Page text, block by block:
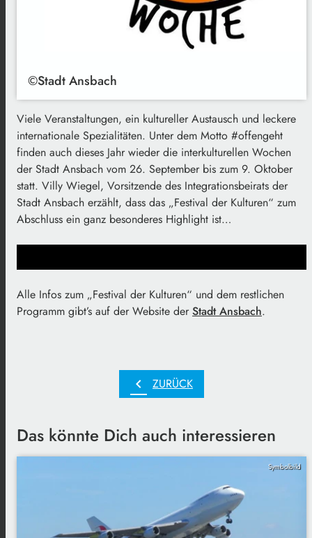
©Stadt Ansbach
Viele Veranstaltungen, ein kultureller Austausch und leckere
internationale Spezialitäten. Unter dem Motto #offengeht
finden auch dieses Jahr wieder die interkulturellen Wochen
der Stadt Ansbach vom 26. September bis zum 9. Oktober
statt. Villy Wiegel, Vorsitzende des Integrationsbeirats der
Stadt Ansbach erzählt, dass das „Festival der Kulturen“ zum
Abschluss ein ganz besonderes Highlight ist…
Alle Infos zum „Festival der Kulturen“ und dem restlichen
Programm gibt’s auf der Website der Stadt Ansbach.
chevron_left ZURÜCK
Das könnte Dich auch interessieren
Symbolbild